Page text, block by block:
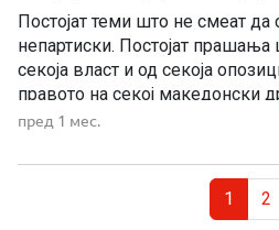
Постојат теми што не смеат да
непартиски. Постојат
секоја власт и од секоја
правото на секој македонски
учествува во одлучувањето за
постојат граѓани чии гласови
пред 1 мес.
Current
1 2